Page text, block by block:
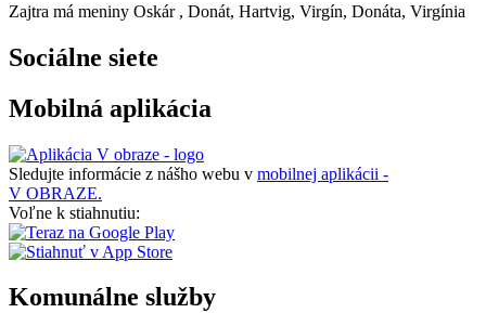
Zajtra má meniny Oskár , Donát, Hartvig, Virgín, Donáta, Virgínia
Sociálne siete
Mobilná aplikácia
Sledujte informácie z nášho webu v mobilnej aplikácii -
V OBRAZE.
Voľne k stiahnutiu:
Komunálne služby